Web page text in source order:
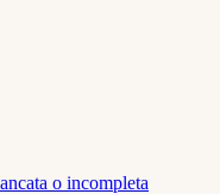
o incompleta